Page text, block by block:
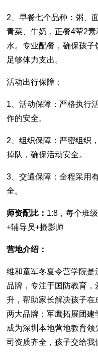
2、早餐七个品种：粥、
青菜、牛奶，正餐4荤2
水。专业配餐，确保孩
足够体力支出。
活动出行保障：
1、活动保障：严格执行
作的安全。
2、组织保障：严密组织
掉队，确保活动安全。
3、交通保障：全程采用
全。
师资配比： 1:8，每个班
+辅导员+摄影师
营地介绍：
维和童军冬夏令营学院
品牌，专注于国防教育
升，帮助家长解决孩子
两大品牌：军鹰拓展团
成为深圳本地营地教育
司资质齐全，孩子交给我